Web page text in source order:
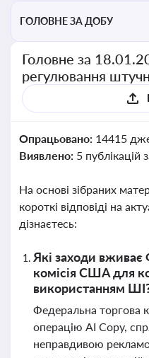
ГОЛОВНЕ ЗА ДОБУ
Головне за
регулювання
Опрацьовано: 14415
Виявлено: 5 публікацій
На основі зібраних
короткі відповіді на
дізнаєтесь:
Які заходи вживає
комісія США для
використанням
Федеральна торгова
операцію AI Copy,
неправдивою